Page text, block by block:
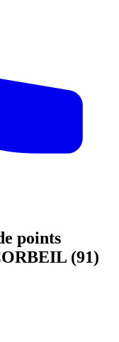
points
(91)